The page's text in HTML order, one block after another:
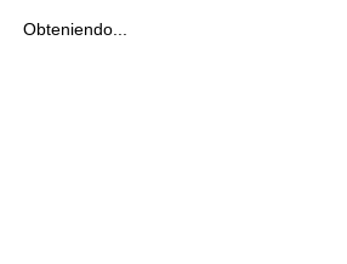
Obteniendo...